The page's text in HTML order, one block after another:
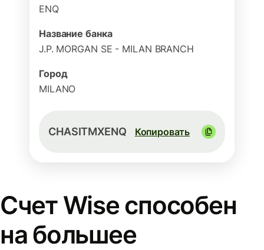
ENQ
Название банка
J.P. MORGAN SE - MILAN BRANCH
Город
MILANO
CHASITMXENQ Копировать
Счет Wise способен
на большее